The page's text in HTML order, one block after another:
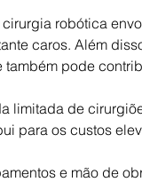
robótica
caros. Além
pode
limitada de
para os custos
e mão de